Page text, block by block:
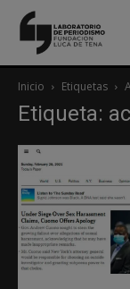
Inicio Etiquetas
Etiqueta: